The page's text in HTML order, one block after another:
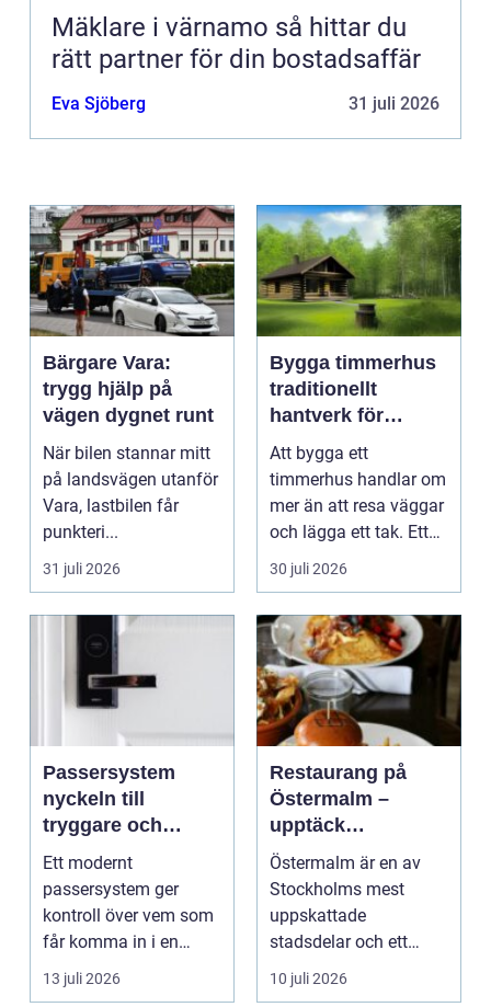
Mäklare i värnamo så hittar du
rätt partner för din bostadsaffär
Eva Sjöberg 31 juli 2026
Bärgare Vara:
trygg hjälp på
vägen dygnet runt
När bilen stannar mitt
på landsvägen utanför
Vara, lastbilen får
punkteri...
31 juli 2026
Bygga timmerhus
traditionellt
hantverk för
moderna behov
Att bygga ett
timmerhus handlar om
mer än att resa väggar
och lägga ett tak. Ett
timmerhus är ett lå...
30 juli 2026
Passersystem
nyckeln till
tryggare och
smidigare tillträde
Ett modernt
passersystem ger
kontroll över vem som
får komma in i en
byggnad, när de får
komma in oc...
13 juli 2026
Restaurang på
Östermalm –
upptäck
matupplevelser i
en av Stockholms
mest attraktiva
stadsdelar
Östermalm är en av
Stockholms mest
uppskattade
stadsdelar och ett
självklart val f&ou...
10 juli 2026